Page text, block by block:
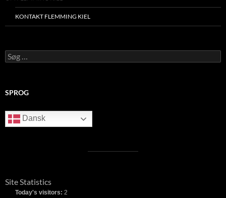
KONTAKT FLEMMING KIEL
Søg
efter:
SPROG
Dansk
Site Statistics
Today's visitors: 2